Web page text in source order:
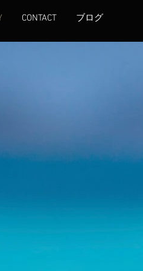
CONTACT ブログ